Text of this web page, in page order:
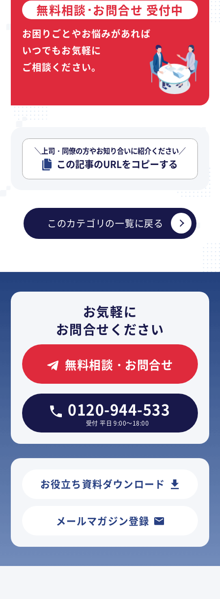
無料相談･お問合せ 受付中
お困りごとやお悩みがあれば
いつでもお気軽に
ご相談ください。
＼上司・同僚の方やお知り合いに紹介ください／
この記事のURLをコピーする
このカテゴリの一覧に戻る
お気軽に
お問合せください
無料相談・お問合せ
0120-944-533
受付 平日 9:00～18:00
お役立ち資料ダウンロード
メールマガジン登録